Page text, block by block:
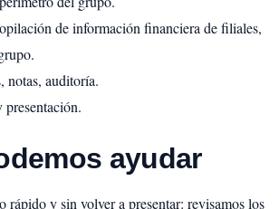
de información financiera de filiales,
notas, auditoría.
ayudar
rápido y sin volver a presentar: revisamos los